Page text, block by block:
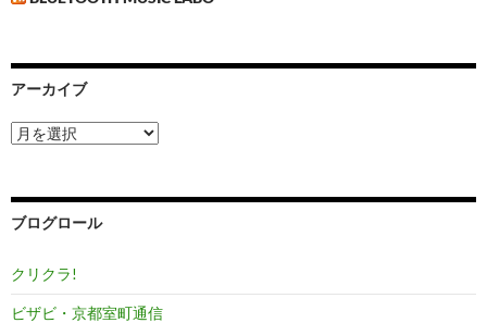
アーカイブ
ア
ー
ブ
ブログロール
クリクラ!
ビザビ・京都室町通信